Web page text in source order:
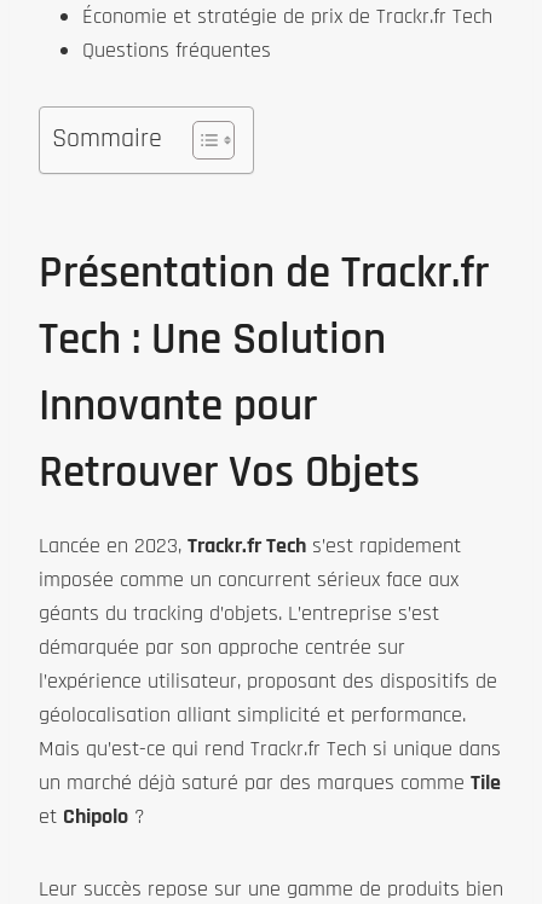
Économie et stratégie de prix de Trackr.fr Tech
Questions fréquentes
Sommaire
Présentation de Trackr.fr
Tech : Une Solution
Innovante pour
Retrouver Vos Objets
Lancée en 2023, Trackr.fr Tech s’est rapidement
imposée comme un concurrent sérieux face aux
géants du tracking d’objets. L’entreprise s’est
démarquée par son approche centrée sur
l’expérience utilisateur, proposant des dispositifs de
géolocalisation alliant simplicité et performance.
Mais qu’est-ce qui rend Trackr.fr Tech si unique dans
un marché déjà saturé par des marques comme Tile
et Chipolo ?
Leur succès repose sur une gamme de produits bien